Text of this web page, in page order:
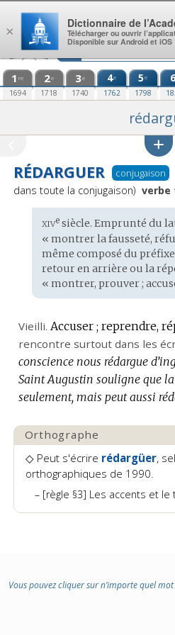
Aller au contenu
1 re
1694
2e
1718
3e
1740
4e
1762
5e
1798
6
RÉDARGUER conjugaison
dans toute la conjugaison)
Étymologie
:
xivesiècle. Emprunté du
« montrer la fausseté,
même composé du préfixe
retour en arrière ou la
« montrer, prouver ;
Vieilli. Accuser ; reprendre,
rencontre surtout dans les
conscience nous rédargue
Saint Augustin souligne que la
seulement, mais peut aussi
Orthographe
◇ Peut s'écrire rédargüer,
orthographiques de 1990.
[règle §3] Les accents et le
Vous pouvez cliquer sur n’importe quel
×
Dictionnaire de
Télécharger ou ouvrir
Disponible sur Android et iOS